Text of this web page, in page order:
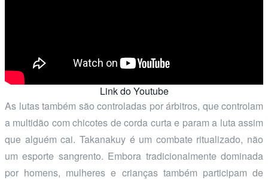
Link do Youtube
As lutas também são controladas por árbitros, que controlam
a multidão com chicotes de corda curta e param a luta assim
que alguém cai. Takanakuy é um combate ritualizado, não
um esporte sangrento. Embora tradicionalmente dominada
por homens, mulheres e crianças também participam de